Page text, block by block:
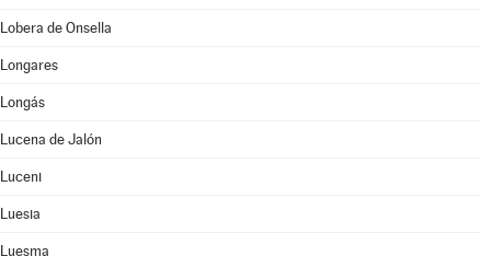
Lobera de Onsella
Longares
Longás
Lucena de Jalón
Luceni
Luesia
Luesma